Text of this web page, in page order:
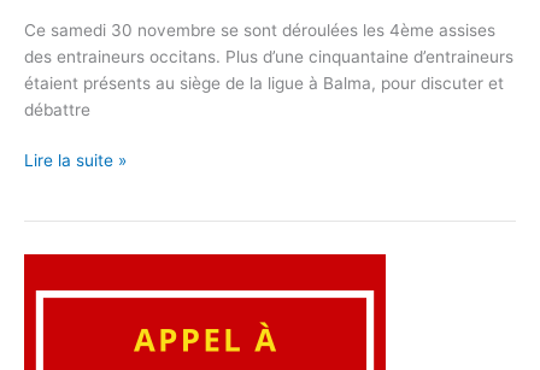
Ce samedi 30 novembre se sont déroulées les 4ème assises
des entraineurs occitans. Plus d’une cinquantaine d’entraineurs
étaient présents au siège de la ligue à Balma, pour discuter et
débattre
Lire la suite »